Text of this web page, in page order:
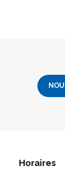
Horaires